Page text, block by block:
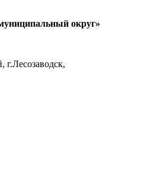
округ»
г.Лесозаводск,